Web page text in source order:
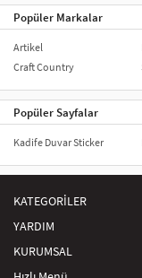
Popüler Markalar
Artikel
Craft Country
Popüler Sayfalar
Kadife Duvar Sticker
KATEGORİLER
YARDIM
KURUMSAL